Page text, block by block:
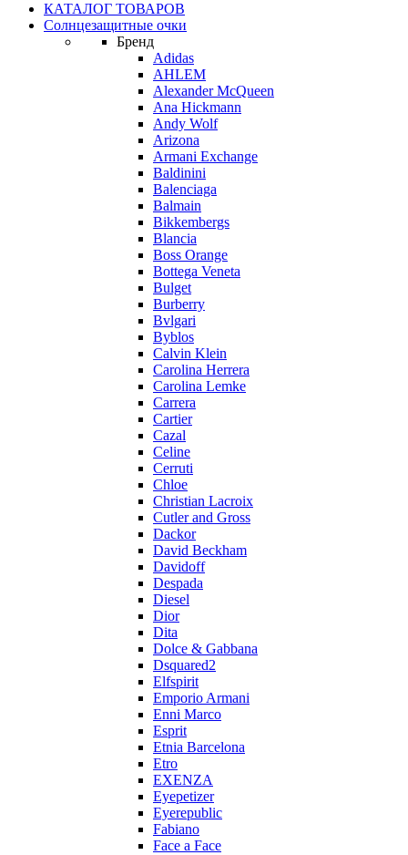
КАТАЛОГ ТОВАРОВ
Солнцезащитные очки
Бренд
Adidas
AHLEM
Alexander McQueen
Ana Hickmann
Andy Wolf
Arizona
Armani Exchange
Baldinini
Balenciaga
Balmain
Bikkembergs
Blancia
Boss Orange
Bottega Veneta
Bulget
Burberry
Bvlgari
Byblos
Calvin Klein
Carolina Herrera
Carolina Lemke
Carrera
Cartier
Cazal
Celine
Cerruti
Chloe
Christian Lacroix
Cutler and Gross
Dackor
David Beckham
Davidoff
Despada
Diesel
Dior
Dita
Dolce & Gabbana
Dsquared2
Elfspirit
Emporio Armani
Enni Marco
Esprit
Etnia Barcelona
Etro
EXENZA
Eyepetizer
Eyerepublic
Fabiano
Face a Face